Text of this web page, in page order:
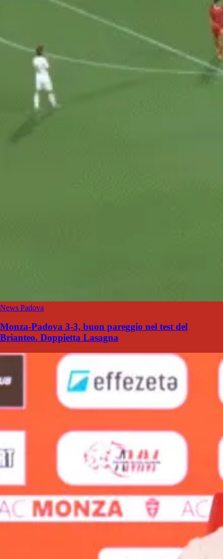
News Padova
Monza-Padova 3-3, buon pareggio nel test del
Brianteo. Doppietta Lasagna